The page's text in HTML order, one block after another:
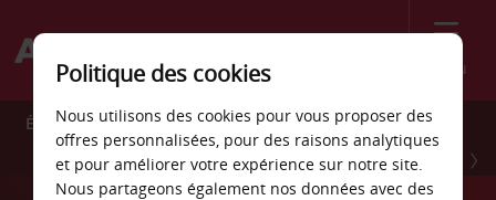
Menu
Économisez 10 % toute l’année avec Avis Preferred.
INSCRIVEZ-VOUS GRATUITEMENT
Politique des cookies
Nous utilisons des cookies pour vous proposer des
offres personnalisées, pour des raisons analytiques
et pour améliorer votre expérience sur notre site.
Nous partageons également nos données avec des